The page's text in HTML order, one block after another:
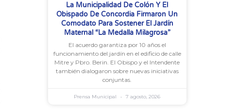
La Municipalidad De Colón Y El
Obispado De Concordia Firmaron Un
Comodato Para Sostener El Jardín
Maternal “La Medalla Milagrosa”
El acuerdo garantiza por 10 años el
funcionamiento del jardín en el edificio de calle
Mitre y Pbro. Berin. El Obispo y el Intendente
también dialogaron sobre nuevas iniciativas
conjuntas.
Prensa Municipal 7 agosto, 2026